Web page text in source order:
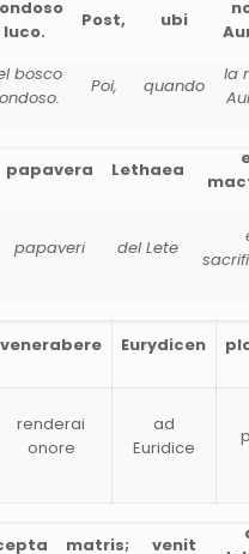
luco.
Post, ubi
bosco
Poi, quando
la
papavera Lethaea
papaveri del Lete
venerabere Eurydicen
renderai
onore
ad
Euridice
matris; venit